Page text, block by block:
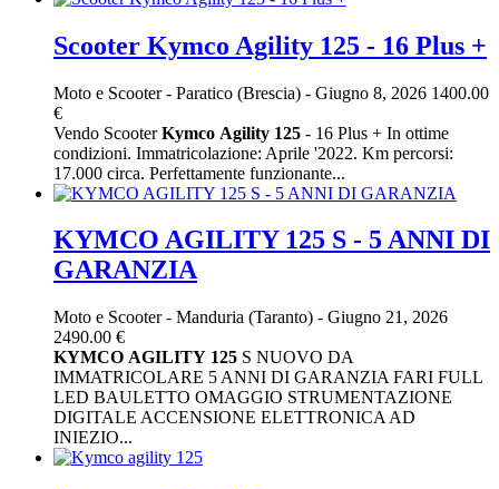
Scooter Kymco Agility 125 - 16 Plus +
Moto e Scooter- Paratico (Brescia) - Giugno 8, 2026 1400.00
€
Vendo ScooterKymco Agility 125 - 16 Plus + In ottime
condizioni. Immatricolazione: Aprile '2022. Km percorsi:
17.000 circa. Perfettamente funzionante...
KYMCO AGILITY 125 S - 5 ANNI DI
GARANZIA
Moto e Scooter- Manduria (Taranto) - Giugno 21, 2026
2490.00 €
KYMCO AGILITY 125 S NUOVO DA
IMMATRICOLARE 5 ANNI DI GARANZIA FARI FULL
LED BAULETTO OMAGGIO STRUMENTAZIONE
DIGITALE ACCENSIONE ELETTRONICA AD
INIEZIO...